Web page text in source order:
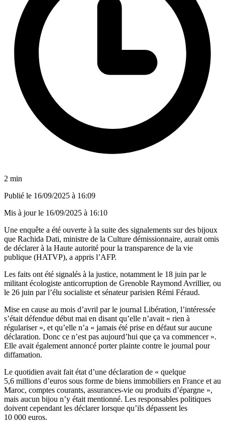
2 min
Publié le 16/09/2025 à 16:09
Mis à jour le 16/09/2025 à 16:10
Une enquête a été ouverte à la suite des signalements sur des bijoux
que Rachida Dati, ministre de la Culture démissionnaire, aurait omis
de déclarer à la Haute autorité pour la transparence de la vie
publique (HATVP), a appris l’AFP.
Les faits ont été signalés à la justice, notamment le 18 juin par le
militant écologiste anticorruption de Grenoble Raymond Avrillier, ou
le 26 juin par l’élu socialiste et sénateur parisien Rémi Féraud.
Mise en cause au mois d’avril par le journal Libération l’intéressée
s’était défendue début mai en disant qu’elle n’avait « rien à
régulariser », et qu’elle n’a « jamais été prise en défaut sur aucune
déclaration. Donc ce n’est pas aujourd’hui que ça va commencer ».
Elle avait également annoncé porter plainte contre le journal pour
diffamation.
Le quotidien avait fait état d’une déclaration de « quelque
5,6 millions d’euros sous forme de biens immobiliers en France et au
Maroc, comptes courants, assurances-vie ou produits d’épargne »,
mais aucun bijou n’y était mentionné. Les responsables politiques
doivent cependant les déclarer lorsque qu’ils dépassent les
10 000 euros.